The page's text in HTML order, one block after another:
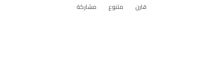
قارن متنوع مشاركة